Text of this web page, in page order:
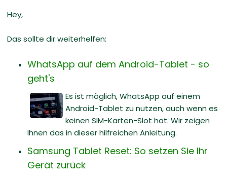
Hey,
Das sollte dir weiterhelfen:
WhatsApp auf dem Android-Tablet - so
geht's
Es ist möglich, WhatsApp auf einem
Android-Tablet zu nutzen, auch wenn es
keinen SIM-Karten-Slot hat. Wir zeigen
Ihnen das in dieser hilfreichen Anleitung.
Samsung Tablet Reset: So setzen Sie Ihr
Gerät zurück